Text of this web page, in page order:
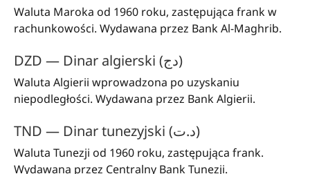
Waluta Maroka od 1960 roku, zastępująca frank w
rachunkowości. Wydawana przez Bank Al-Maghrib.
DZD — Dinar algierski (دج)
Waluta Algierii wprowadzona po uzyskaniu
niepodległości. Wydawana przez Bank Algierii.
TND — Dinar tunezyjski (د.ت)
Waluta Tunezji od 1960 roku, zastępująca frank.
Wydawana przez Centralny Bank Tunezji.